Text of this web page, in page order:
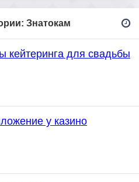
Знатокам
кейтеринга для свадьбы
у казино